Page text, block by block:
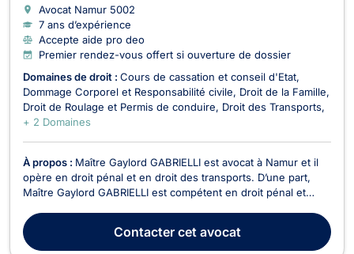
Avocat Namur 5002
7 ans d’expérience
Accepte aide pro deo
Premier rendez-vous offert si ouverture de dossier
Domaines de droit : Cours de cassation et conseil d'Etat
Dommage Corporel et Responsabilité civile
Droit de la Famille
Droit de Roulage et Permis de conduire
Droit des Transports
+ 2 Domaines
À propos : Maître Gaylord GABRIELLI est avocat à Namur et il
opère en droit pénal et en droit des transports. D’une part,
Maître Gaylord GABRIELLI est compétent en droit pénal et
différentes juridictions (Juge d’instruction, Juridictions
correctionnelles, Cour d'assises). Il exe...
Contactercet avocat